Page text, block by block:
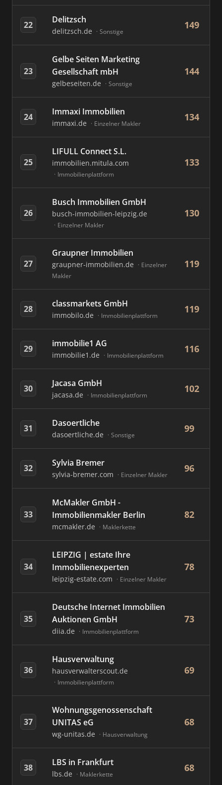
22 Delitzsch
delitzsch.de Sonstige
149
23
Gelbe Seiten Marketing
Gesellschaft mbH
gelbeseiten.de Sonstige
144
24 Immaxi Immobilien
immaxi.de Einzelner Makler
134
25
LIFULL Connect S.L.
immobilien.mitula.com
Immobilienplattform
133
26
Busch Immobilien GmbH
busch-immobilien-leipzig.de
Einzelner Makler
130
27
Graupner Immobilien
graupner-immobilien.de
Einzelner
Makler
119
28 classmarkets GmbH
immobilo.de Immobilienplattform
119
29 immobilie1 AG
immobilie1.de Immobilienplattform
116
30 Jacasa GmbH
jacasa.de Immobilienplattform
102
31 Dasoertliche
dasoertliche.de Sonstige
99
32 Sylvia Bremer
sylvia-bremer.com Einzelner Makler
96
33
McMakler GmbH -
Immobilienmakler Berlin
mcmakler.de Maklerkette
82
34
LEIPZIG | estate Ihre
Immobilienexperten
leipzig-estate.com Einzelner Makler
78
35
Deutsche Internet Immobilien
Auktionen GmbH
diia.de Immobilienplattform
73
36
Hausverwaltung
hausverwalterscout.de
Immobilienplattform
69
37
Wohnungsgenossenschaft
UNITAS eG
wg-unitas.de Hausverwaltung
68
38 LBS in Frankfurt
lbs.de Maklerkette
68